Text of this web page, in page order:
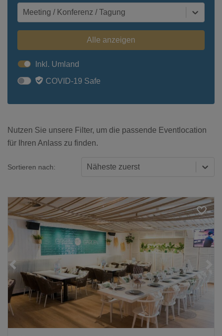
Meeting / Konferenz / Tagung
Alle anzeigen
Inkl. Umland
COVID-19 Safe
Nutzen Sie unsere Filter, um die passende Eventlocation
für Ihren Anlass zu finden.
Sortieren nach: Näheste zuerst
Loading...